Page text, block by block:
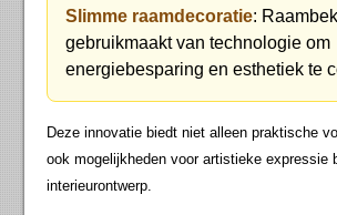
Slimme raamdecoratie:
gebruikmaakt van technologie om
energiebesparing en esthetiek te
Deze innovatie biedt niet alleen praktische
ook mogelijkheden voor artistieke expressie
interieurontwerp.